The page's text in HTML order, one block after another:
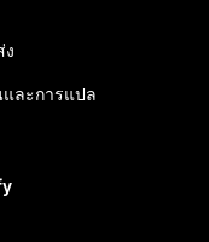
ง
และการแปล